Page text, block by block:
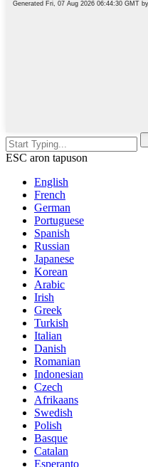
ESC aron tapuson
English
French
German
Portuguese
Spanish
Russian
Japanese
Korean
Arabic
Irish
Greek
Turkish
Italian
Danish
Romanian
Indonesian
Czech
Afrikaans
Swedish
Polish
Basque
Catalan
Esperanto